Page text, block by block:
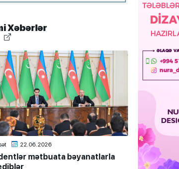
Xəbərlər
22.06.2026
mətbuata bəyanatlarla